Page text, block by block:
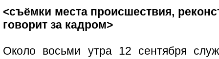
<съёмки места происшествия,
говорит за кадром>
Около восьми утра 12 сентября